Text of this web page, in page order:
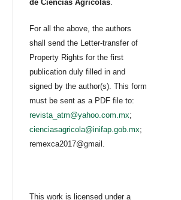
de Ciencias Agrícolas.
For all the above, the authors
shall send the Letter-transfer of
Property Rights for the first
publication duly filled in and
signed by the author(s). This form
must be sent as a PDF file to:
revista_atm@yahoo.com.mx;
cienciasagricola@inifap.gob.mx;
remexca2017@gmail.
This work is licensed under a